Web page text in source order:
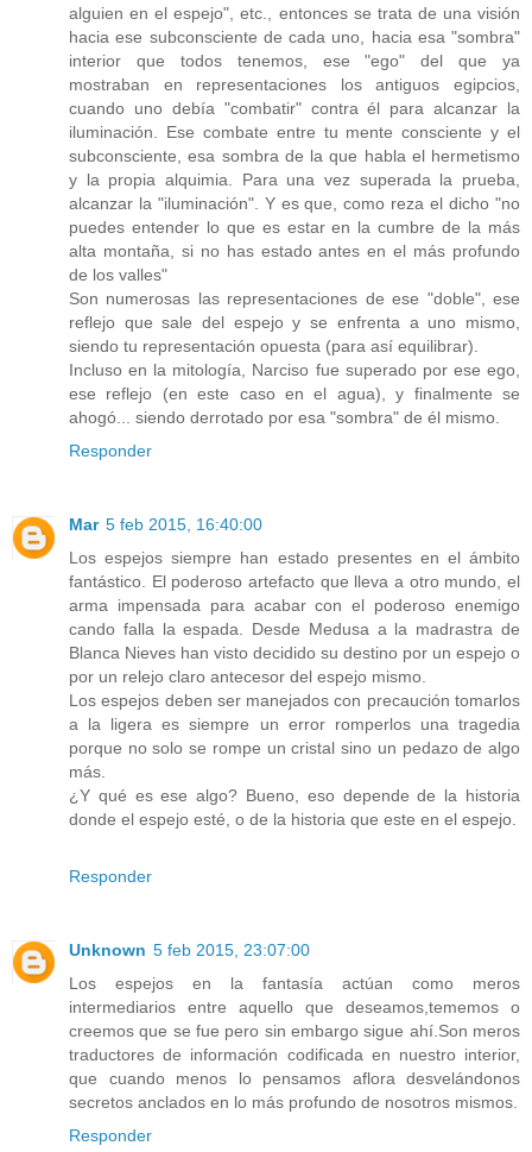
alguien en el espejo", etc., entonces se trata de una visión
hacia ese subconsciente de cada uno, hacia esa "sombra"
interior que todos tenemos, ese "ego" del que ya
mostraban en representaciones los antiguos egipcios,
cuando uno debía "combatir" contra él para alcanzar la
iluminación. Ese combate entre tu mente consciente y el
subconsciente, esa sombra de la que habla el hermetismo
y la propia alquimia. Para una vez superada la prueba,
alcanzar la "iluminación". Y es que, como reza el dicho "no
puedes entender lo que es estar en la cumbre de la más
alta montaña, si no has estado antes en el más profundo
de los valles"
Son numerosas las representaciones de ese "doble", ese
reflejo que sale del espejo y se enfrenta a uno mismo,
siendo tu representación opuesta (para así equilibrar).
Incluso en la mitología, Narciso fue superado por ese ego,
ese reflejo (en este caso en el agua), y finalmente se
ahogó... siendo derrotado por esa "sombra" de él mismo.
Responder
Mar 5 feb 2015, 16:40:00
Los espejos siempre han estado presentes en el ámbito
fantástico. El poderoso artefacto que lleva a otro mundo, el
arma impensada para acabar con el poderoso enemigo
cando falla la espada. Desde Medusa a la madrastra de
Blanca Nieves han visto decidido su destino por un espejo o
por un relejo claro antecesor del espejo mismo.
Los espejos deben ser manejados con precaución tomarlos
a la ligera es siempre un error romperlos una tragedia
porque no solo se rompe un cristal sino un pedazo de algo
más.
¿Y qué es ese algo? Bueno, eso depende de la historia
donde el espejo esté, o de la historia que este en el espejo.
Responder
Unknown 5 feb 2015, 23:07:00
Los espejos en la fantasía actúan como meros
intermediarios entre aquello que deseamos,tememos o
creemos que se fue pero sin embargo sigue ahí.Son meros
traductores de información codificada en nuestro interior,
que cuando menos lo pensamos aflora desvelándonos
secretos anclados en lo más profundo de nosotros mismos.
Responder